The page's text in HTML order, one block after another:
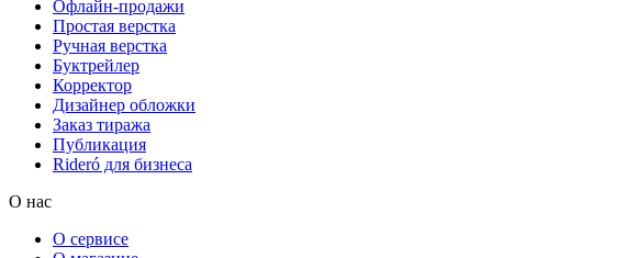
Офлайн-продажи
Простая верстка
Ручная верстка
Буктрейлер
Корректор
Дизайнер обложки
Заказ тиража
Публикация
Rideró для бизнеса
О нас
О сервисе